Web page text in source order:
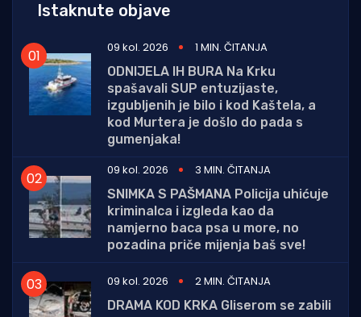
Istaknute objave
09 kol. 2026
1 MIN. ČITANJA
ODNIJELA IH BURA Na Krku
spašavali SUP entuzijaste,
izgubljenih je bilo i kod Kaštela, a
kod Murtera je došlo do pada s
gumenjaka!
09 kol. 2026
3 MIN. ČITANJA
SNIMKA S PAŠMANA Policija uhićuje
kriminalca i izgleda kao da
namjerno baca psa u more, no
pozadina priče mijenja baš sve!
09 kol. 2026
2 MIN. ČITANJA
DRAMA KOD KRKA Gliserom se zabili